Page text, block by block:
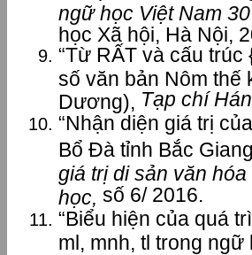
ngữ học Việt Nam
học Xã hội, Hà Nội,
“Từ RẤT và cấu
số văn bản Nôm thế
Dương), Tạp chí
“Nhận diện giá trị
Bổ Đà tỉnh Bắc
giá trị di sản văn
học, số 6/ 2016.
“Biểu hiện của quá
ml, mnh, tl trong